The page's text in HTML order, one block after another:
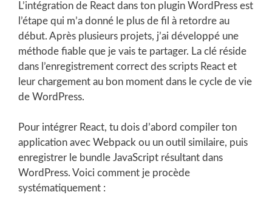
L’intégration de React dans ton plugin WordPress est
l’étape qui m’a donné le plus de fil à retordre au
début. Après plusieurs projets, j’ai développé une
méthode fiable que je vais te partager. La clé réside
dans l’enregistrement correct des scripts React et
leur chargement au bon moment dans le cycle de vie
de WordPress.
Pour intégrer React, tu dois d’abord compiler ton
application avec Webpack ou un outil similaire, puis
enregistrer le bundle JavaScript résultant dans
WordPress. Voici comment je procède
systématiquement :